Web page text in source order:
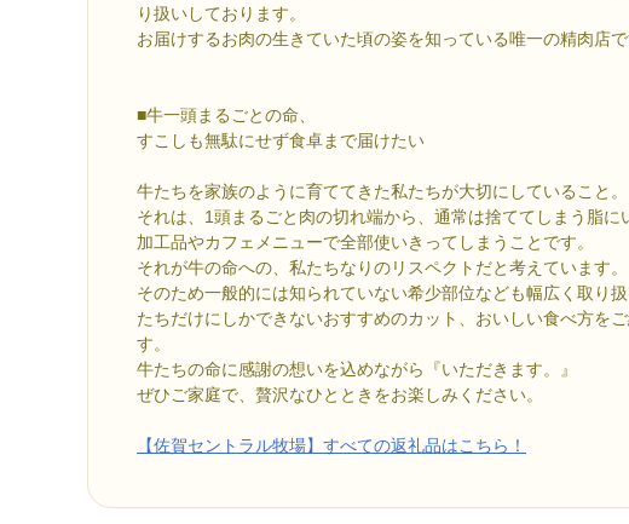
り扱いしております。
お届けするお肉の生きていた頃の姿を知っている唯一の精肉店で
■牛一頭まるごとの命、
すこしも無駄にせず食卓まで届けたい
牛たちを家族のように育ててきた私たちが大切にしていること。
それは、1頭まるごと肉の切れ端から、通常は捨ててしまう脂に
加工品やカフェメニューで全部使いきってしまうことです。
それが牛の命への、私たちなりのリスペクトだと考えています。
そのため一般的には知られていない希少部位なども幅広く取り
たちだけにしかできないおすすめのカット、おいしい食べ方を
す。
牛たちの命に感謝の想いを込めながら『いただきます。』
ぜひご家庭で、贅沢なひとときをお楽しみください。
【佐賀セントラル牧場】すべての返礼品はこちら！